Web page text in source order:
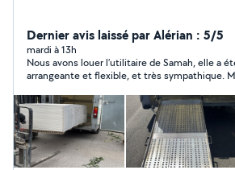
Dernier avis laissé par Alérian : 5/5
mardi à 13h
Nous avons louer l’utilitaire de Samah, elle a
arrangeante et flexible, et très sympathique.